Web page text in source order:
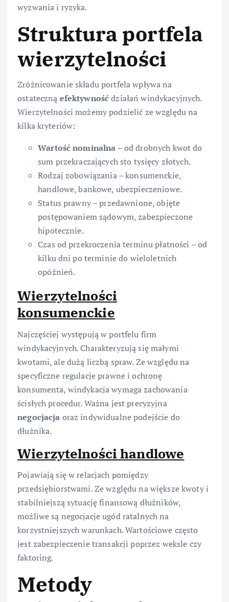
wyzwania i ryzyka.
Struktura portfela
wierzytelności
Zróżnicowanie składu portfela wpływa na
ostateczną efektywność działań windykacyjnych.
Wierzytelności możemy podzielić ze względu na
kilka kryteriów:
Wartość nominalna – od drobnych kwot do
sum przekraczających sto tysięcy złotych.
Rodzaj zobowiązania – konsumenckie,
handlowe, bankowe, ubezpieczeniowe.
Status prawny – przedawnione, objęte
postępowaniem sądowym, zabezpieczone
hipotecznie.
Czas od przekroczenia terminu płatności – od
kilku dni po terminie do wieloletnich
opóźnień.
Wierzytelności
konsumenckie
Najczęściej występują w portfelu firm
windykacyjnych. Charakteryzują się małymi
kwotami, ale dużą liczbą spraw. Ze względu na
specyficzne regulacje prawne i ochronę
konsumenta, windykacja wymaga zachowania
ścisłych procedur. Ważna jest precyzyjna
negocjacja oraz indywidualne podejście do
dłużnika.
Wierzytelności handlowe
Pojawiają się w relacjach pomiędzy
przedsiębiorstwami. Ze względu na większe kwoty i
stabilniejszą sytuację finansową dłużników,
możliwe są negocjacje ugód ratalnych na
korzystniejszych warunkach. Wartościowe często
jest zabezpieczenie transakcji poprzez weksle czy
faktoring.
Metody